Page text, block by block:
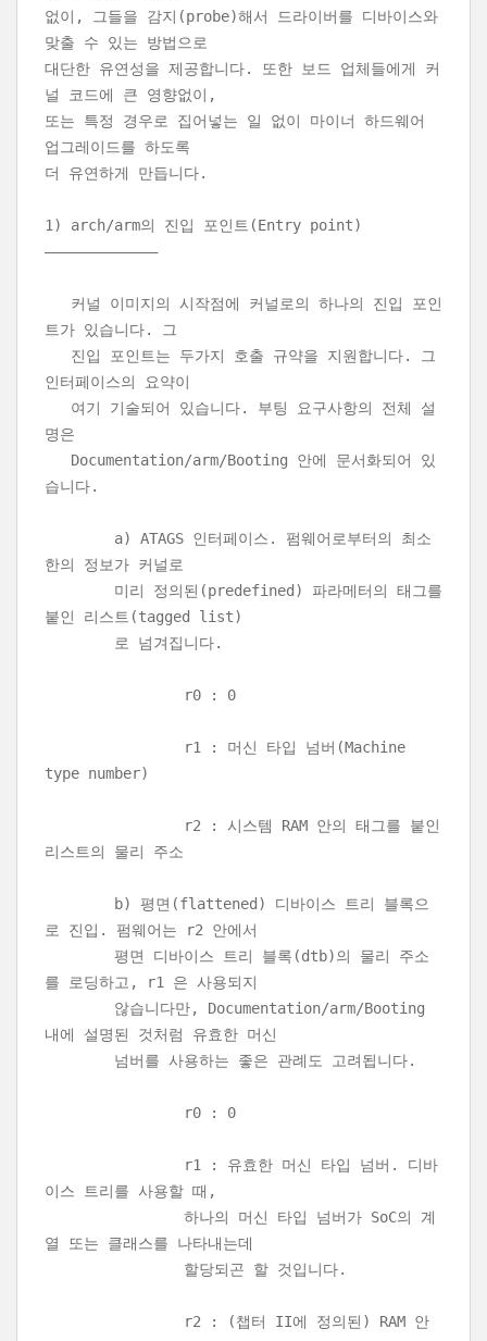
없이, 그들을 감지(probe)해서 드라이버를 디바이스와
맞출 수 있는 방법으로
대단한 유연성을 제공합니다. 또한 보드 업체들에게 커
널 코드에 큰 영향없이,
또는 특정 경우로 집어넣는 일 없이 마이너 하드웨어
업그레이드를 하도록
더 유연하게 만듭니다.
1) arch/arm의 진입 포인트(Entry point)
————————————–
커널 이미지의 시작점에 커널로의 하나의 진입 포인
트가 있습니다. 그
진입 포인트는 두가지 호출 규약을 지원합니다. 그
인터페이스의 요약이
여기 기술되어 있습니다. 부팅 요구사항의 전체 설
명은
Documentation/arm/Booting 안에 문서화되어 있
습니다.
a) ATAGS 인터페이스. 펌웨어로부터의 최소
한의 정보가 커널로
미리 정의된(predefined) 파라메터의 태그를
붙인 리스트(tagged list)
로 넘겨집니다.
r0 : 0
r1 : 머신 타입 넘버(Machine
type number)
r2 : 시스템 RAM 안의 태그를 붙인
리스트의 물리 주소
b) 평면(flattened) 디바이스 트리 블록으
로 진입. 펌웨어는 r2 안에서
평면 디바이스 트리 블록(dtb)의 물리 주소
를 로딩하고, r1 은 사용되지
않습니다만, Documentation/arm/Booting
내에 설명된 것처럼 유효한 머신
넘버를 사용하는 좋은 관례도 고려됩니다.
r0 : 0
r1 : 유효한 머신 타입 넘버. 디바
이스 트리를 사용할 때,
하나의 머신 타입 넘버가 SoC의 계
열 또는 클래스를 나타내는데
할당되곤 할 것입니다.
r2 : (챕터 II에 정의된) RAM 안